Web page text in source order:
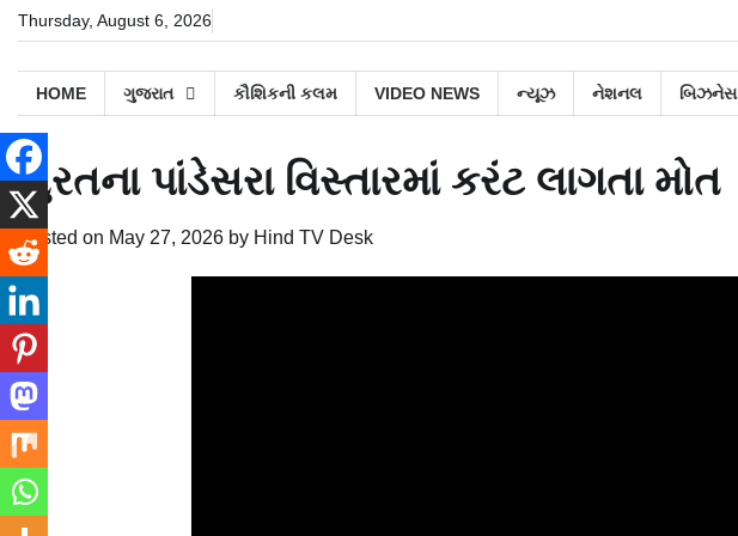
Skip
content
Thursday, August 6, 2026
HOME ગુજરાત કૌશિકની કલમ VIDEO NEWS ન્યૂઝ નેશનલ બિઝનેસ
સુરતના પાંડેસરા વિસ્તારમાં કરંટ લાગતા મોત
Posted on May 27, 2026 by Hind TV Desk